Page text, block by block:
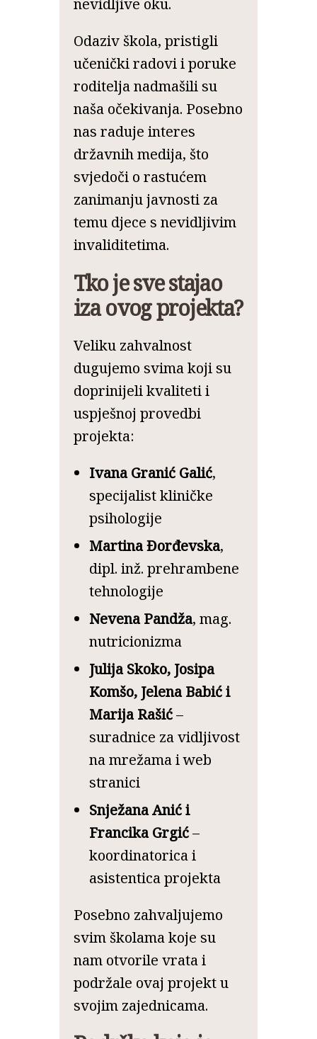
nevidljive oku.
Odaziv škola, pristigli
učenički radovi i poruke
roditelja nadmašili su
naša očekivanja. Posebno
nas raduje interes
državnih medija, što
svjedoči o rastućem
zanimanju javnosti za
temu djece s nevidljivim
invaliditetima.
Tko je sve stajao
iza ovog projekta?
Veliku zahvalnost
dugujemo svima koji su
doprinijeli kvaliteti i
uspješnoj provedbi
projekta:
Ivana Granić Galić,
specijalist kliničke
psihologije
Martina Đorđevska,
dipl. inž. prehrambene
tehnologije
Nevena Pandža, mag.
nutricionizma
Julija Skoko, Josipa
Komšo, Jelena Babić i
Marija Rašić–
suradnice za vidljivost
na mrežama i web
stranici
Snježana Anić i
Francika Grgić–
koordinatorica i
asistentica projekta
Posebno zahvaljujemo
svim školama koje su
nam otvorile vrata i
podržale ovaj projekt u
svojim zajednicama.